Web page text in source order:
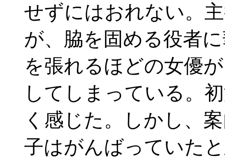
せずにはおれない。
が、脇を固める役者
を張れるほどの女優
してしまっている。
く感じた。しかし、
子はがんばっていた